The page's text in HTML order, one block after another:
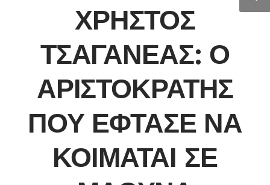
ΧΡΉΣΤΟΣ
ΤΣΑΓΑΝΈΑΣ: Ο
ΑΡΙΣΤΟΚΡΆΤΗΣ
ΠΟΥ ΈΦΤΑΣΕ ΝΑ
ΚΟΙΜΆΤΑΙ ΣΕ